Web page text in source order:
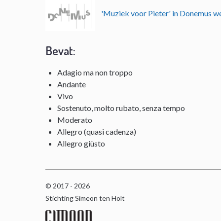
'Muziek voor Pieter' in Donemus
Bevat:
Adagio ma non troppo
Andante
Vivo
Sostenuto, molto rubato, senza tempo
Moderato
Allegro (quasi cadenza)
Allegro giùsto
© 2017 - 2026
Stichting Simeon ten Holt